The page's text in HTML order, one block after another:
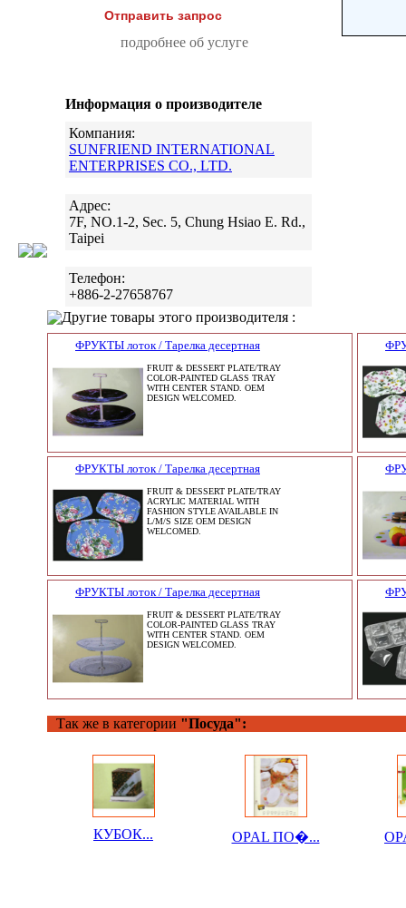
Отправить запрос
подробнее об услуге
Информация о производителе
Компания:
SUNFRIEND INTERNATIONAL
ENTERPRISES CO., LTD.
Адрес:
7F, NO.1-2, Sec. 5, Chung Hsiao E. Rd.,
Taipei
Телефон:
+886-2-27658767
Другие товары этого производителя :
ФРУКТЫ лоток / Тарелка десертная
FRUIT & DESSERT PLATE/TRAY
COLOR-PAINTED GLASS TRAY
WITH CENTER STAND. OEM
DESIGN WELCOMED.
ФРУКТЫ лоток / Тарелка десертная
FRUIT & DESSERT PLATE/TRAY
ACRYLIC MATERIAL WITH
FASHION STYLE AVAILABLE IN
L/M/S SIZE OEM DESIGN
WELCOMED.
ФРУКТЫ лоток / Тарелка десертная
FRUIT & DESSERT PLATE/TRAY
COLOR-PAINTED GLASS TRAY
WITH CENTER STAND. OEM
DESIGN WELCOMED.
Так же в категории "Посуда":
КУБОК... OPAL ПО�...